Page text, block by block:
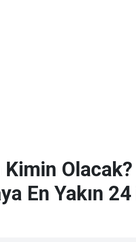
Kimin Olacak?
En Yakın